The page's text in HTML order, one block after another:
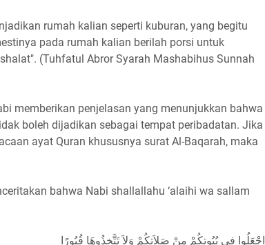
rumah kalian seperti kuburan, yang begitu
pada rumah kalian berilah porsi untuk
(Tuhfatul Abror Syarah Mashabihus Sunnah
memberikan penjelasan yang menunjukkan bahwa
boleh dijadikan sebagai tempat peribadatan. Jika
ayat Quran khususnya surat Al-Baqarah, maka
bahwa Nabi shallallahu ‘alaihi wa sallam
اجْعَلُوا فِي بُيُوتِكُمْ مِنْ صَلاَتِكُمْ وَلاَ تَتَّخِذُوهَا قُبُورًا